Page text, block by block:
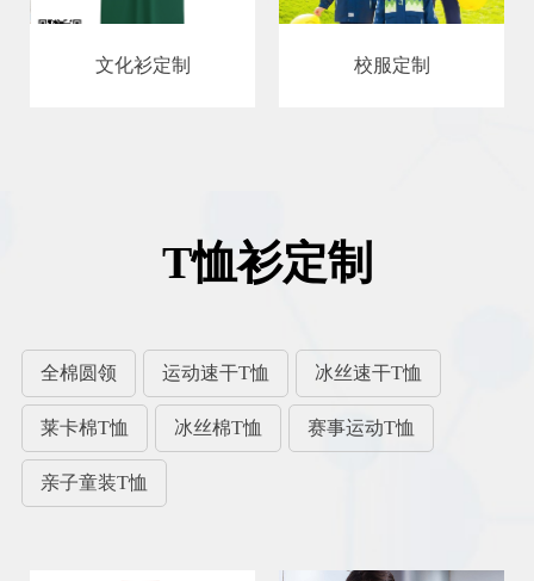
文化衫定制 校服定制
T恤衫定制
全棉圆领 运动速干T恤 冰丝速干T恤
莱卡棉T恤 冰丝棉T恤 赛事运动T恤
亲子童装T恤